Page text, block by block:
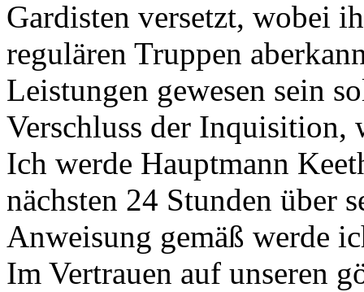
Gardisten versetzt, wobei
regulären Truppen
Leistungen gewesen sein
Verschluss der Inquisition,
Ich werde Hauptmann
nächsten 24 Stunden über
Anweisung gemäß werde
Im Vertrauen auf unseren